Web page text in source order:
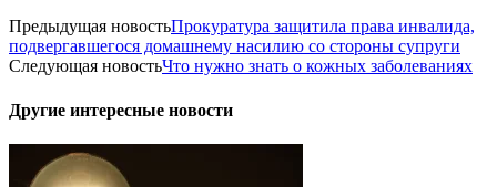
Предыдущая новостьПрокуратура защитила права инвалида,
подвергавшегося домашнему насилию со стороны супруги
Следующая новостьЧто нужно знать о кожных заболеваниях
Другие интересные новости